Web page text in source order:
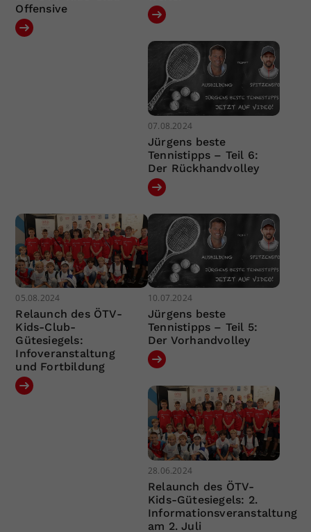
Offensive
07.08.2024
Jürgens beste
Tennistipps – Teil 6:
Der Rückhandvolley
05.08.2024
Relaunch des ÖTV-
Kids-Club-
Gütesiegels:
Infoveranstaltung
und Fortbildung
10.07.2024
Jürgens beste
Tennistipps – Teil 5:
Der Vorhandvolley
28.06.2024
Relaunch des ÖTV-
Kids-Gütesiegels: 2.
Informationsveranstaltung
am 2. Juli